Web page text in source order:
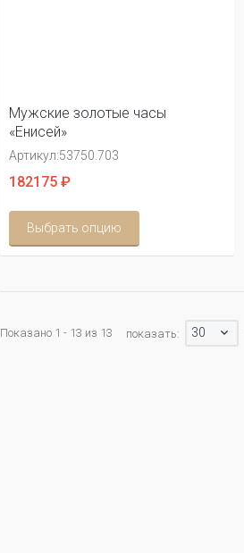
Мужские золотые часы
«Енисей»
Артикул:53750.703
182175 ₽
Выбрать опцию
Показано 1 - 13 из 13 показать: 30